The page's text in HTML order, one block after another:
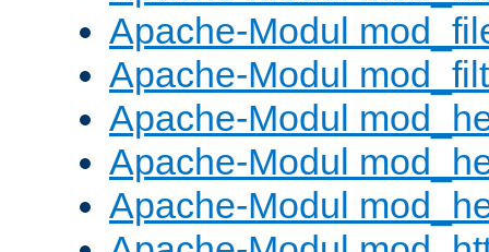
Apache-Modul
Apache-Modul
Apache-Modul
Apache-Modul
Apache-Modul